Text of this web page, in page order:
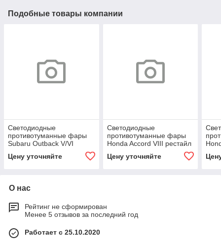
Подобные товары компании
Светодиодные
противотуманные фары
Subaru Outback V/VI
Premium
Цену уточняйте
Светодиодные
противотуманные фары
Honda Accord VIII рестайл
Premium
Цену уточняйте
О нас
Рейтинг не сформирован
Менее 5 отзывов за последний год
Работает с 25.10.2020